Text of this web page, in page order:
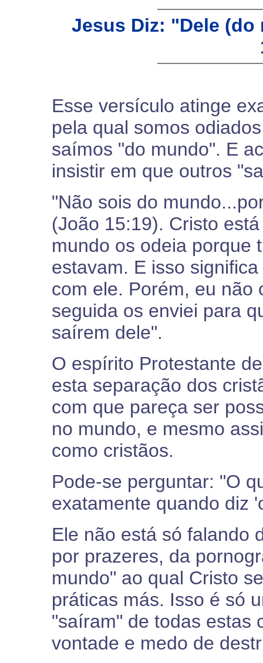
Jesus Diz: "Dele
Esse versículo atinge
pela qual somos
saímos "do mundo". E
insistir em que outros
"Não sois do
(João 15:19). Cristo
mundo os odeia porque
estavam. E isso
com ele. Porém, eu não
seguida os enviei para
saírem dele".
O espírito Protestante
esta separação dos
com que pareça ser
no mundo, e mesmo
como cristãos.
Pode-se perguntar: "O
exatamente quando diz
Ele não está só falando
por prazeres, da
mundo" ao qual Cristo
práticas más. Isso é só
"saíram" de todas estas
vontade e medo de